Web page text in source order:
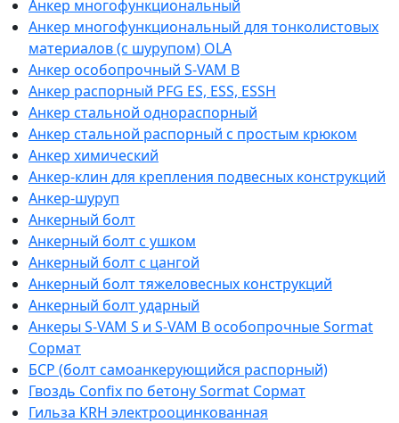
Анкер многофункциональный
Анкер многофункциональный для тонколистовых
материалов (с шурупом) OLA
Анкер особопрочный S-VAM B
Анкер распорный PFG ES, ESS, ESSH
Анкер стальной однораспорный
Анкер стальной распорный с простым крюком
Анкер химический
Анкер-клин для крепления подвесных конструкций
Анкер-шуруп
Анкерный болт
Анкерный болт с ушком
Анкерный болт с цангой
Анкерный болт тяжеловесных конструкций
Анкерный болт ударный
Анкеры S-VAM S и S-VAM В особопрочные Sormat
Сормат
БСР (болт самоанкерующийся распорный)
Гвоздь Confix по бетону Sormat Сормат
Гильза KRH электрооцинкованная